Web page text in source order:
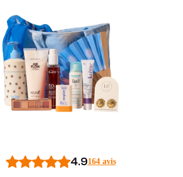
l'essentiel de l'été pour la routine des
de vraies pépites que j’ai tout de suite
4.9164 avis